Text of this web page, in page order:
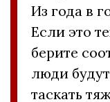
Из года в
Если это
берите
люди
таскать